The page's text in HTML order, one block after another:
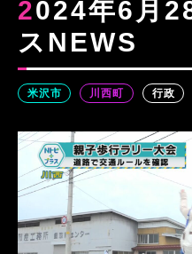
2024年6月28日Nトピ＋プラ
スNEWS
米沢市 川西町 行政